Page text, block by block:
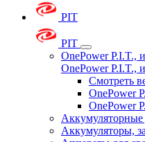
PIT
PIT
OnePower P.I.T.,
OnePower P.I.T.,
Смотреть
OnePower
OnePower
Аккумуляторы,